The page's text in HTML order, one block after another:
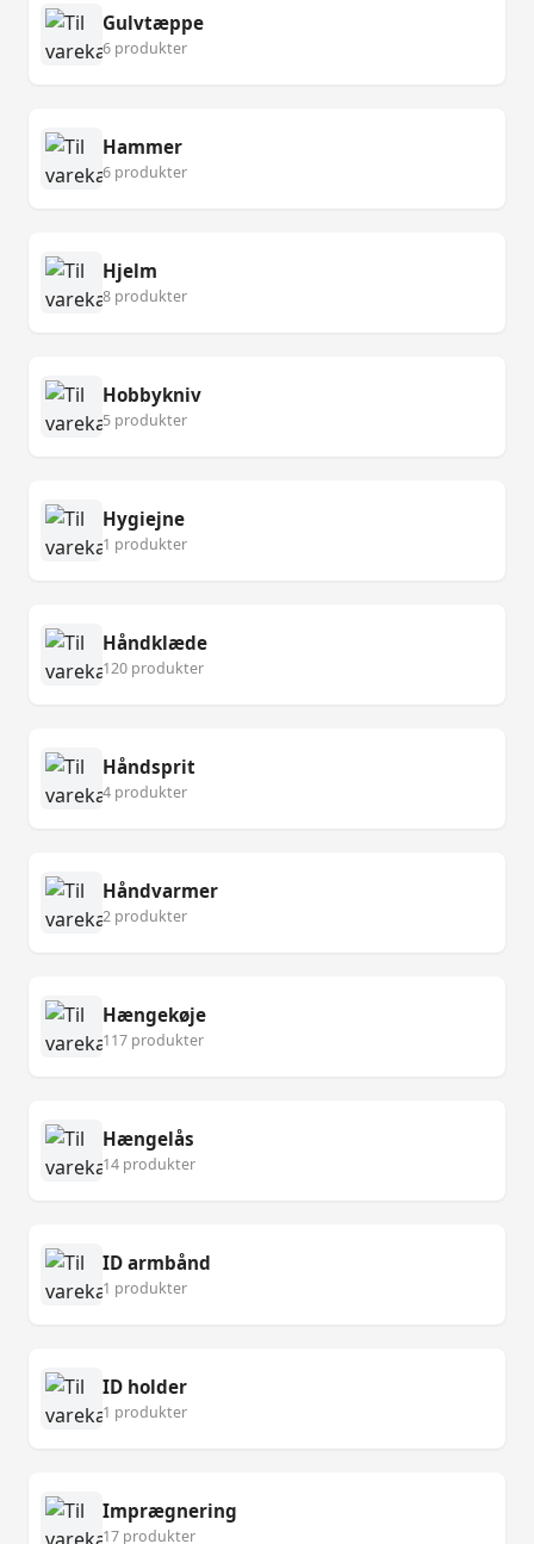
Gulvtæppe
6 produkter
Hammer
6 produkter
Hjelm
8 produkter
Hobbykniv
5 produkter
Hygiejne
1 produkter
Håndklæde
120 produkter
Håndsprit
4 produkter
Håndvarmer
2 produkter
Hængekøje
117 produkter
Hængelås
14 produkter
ID armbånd
1 produkter
ID holder
1 produkter
Imprægnering
17 produkter